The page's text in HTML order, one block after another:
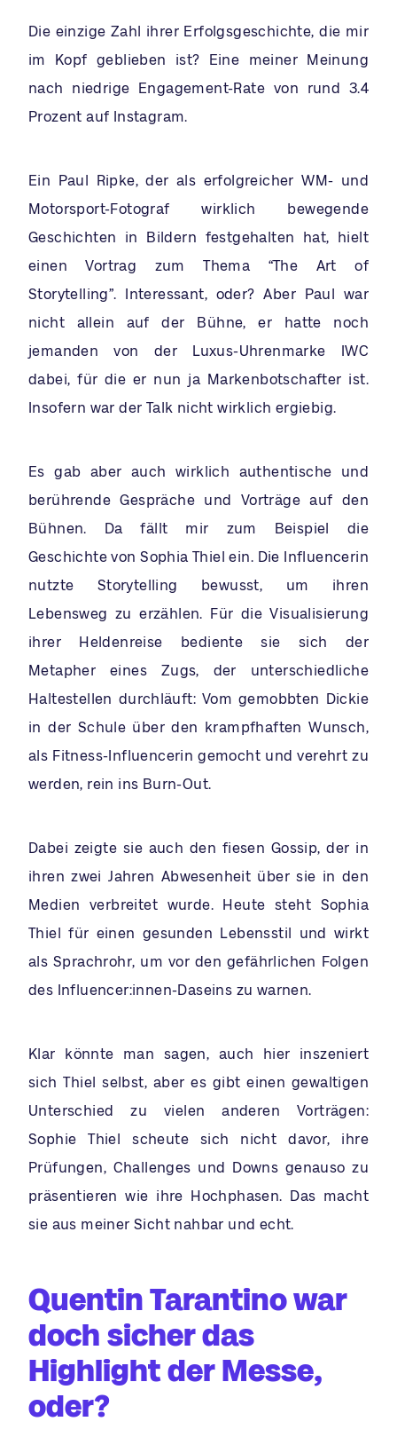
Die einzige Zahl ihrer Erfolgsgeschichte, die mir
im Kopf geblieben ist? Eine meiner Meinung
nach niedrige Engagement-Rate von rund 3.4
Prozent auf Instagram.
Ein Paul Ripke, der als erfolgreicher WM- und
Motorsport-Fotograf wirklich bewegende
Geschichten in Bildern festgehalten hat, hielt
einen Vortrag zum Thema “The Art of
Storytelling”. Interessant, oder? Aber Paul war
nicht allein auf der Bühne, er hatte noch
jemanden von der Luxus-Uhrenmarke IWC
dabei, für die er nun ja Markenbotschafter ist.
Insofern war der Talk nicht wirklich ergiebig.
Es gab aber auch wirklich authentische und
berührende Gespräche und Vorträge auf den
Bühnen. Da fällt mir zum Beispiel die
Geschichte von Sophia Thiel ein. Die Influencerin
nutzte Storytelling bewusst, um ihren
Lebensweg zu erzählen. Für die Visualisierung
ihrer Heldenreise bediente sie sich der
Metapher eines Zugs, der unterschiedliche
Haltestellen durchläuft: Vom gemobbten Dickie
in der Schule über den krampfhaften Wunsch,
als Fitness-Influencerin gemocht und verehrt zu
werden, rein ins Burn-Out.
Dabei zeigte sie auch den fiesen Gossip, der in
ihren zwei Jahren Abwesenheit über sie in den
Medien verbreitet wurde. Heute steht Sophia
Thiel für einen gesunden Lebensstil und wirkt
als Sprachrohr, um vor den gefährlichen Folgen
des Influencer:innen-Daseins zu warnen.
Klar könnte man sagen, auch hier inszeniert
sich Thiel selbst, aber es gibt einen gewaltigen
Unterschied zu vielen anderen Vorträgen:
Sophie Thiel scheute sich nicht davor, ihre
Prüfungen, Challenges und Downs genauso zu
präsentieren wie ihre Hochphasen. Das macht
sie aus meiner Sicht nahbar und echt.
Quentin Tarantino war
doch sicher das
Highlight der Messe,
oder?